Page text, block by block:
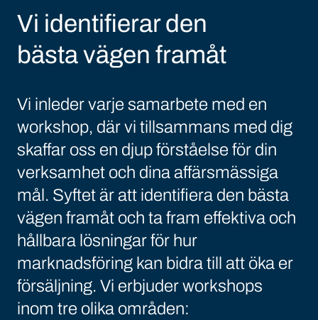
Vi identifierar den
bästa vägen framåt
Vi inleder varje samarbete med en
workshop, där vi tillsammans med dig
skaffar oss en djup förståelse för din
verksamhet och dina affärsmässiga
mål. Syftet är att identifiera den bästa
vägen framåt och ta fram effektiva och
hållbara lösningar för hur
marknadsföring kan bidra till att öka er
försäljning. Vi erbjuder workshops
inom tre olika områden: